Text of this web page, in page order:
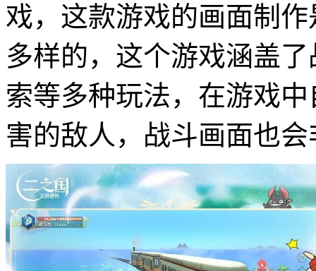
戏，这款游戏的画面制
多样的，这个游戏涵盖了
索等多种玩法，在游戏
害的敌人，战斗画面也